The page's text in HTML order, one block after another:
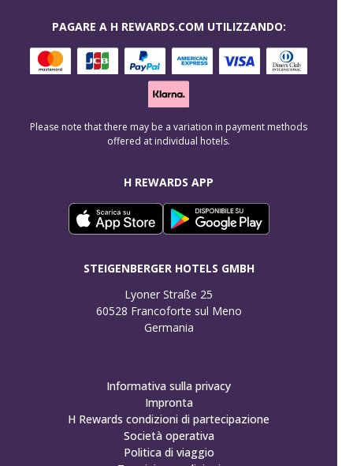
H REWARDS APP
STEIGENBERGER HOTELS GMBH
Lyoner Straße 25
60528 Francoforte sul Meno
Germania
PAGARE A H REWARDS.COM UTILIZZANDO:
Please note that there may be a variation in payment methods
offered at individual hotels.
Informativa sulla privacy
Impronta
H Rewards condizioni di partecipazione
Società operativa
Politica di viaggio